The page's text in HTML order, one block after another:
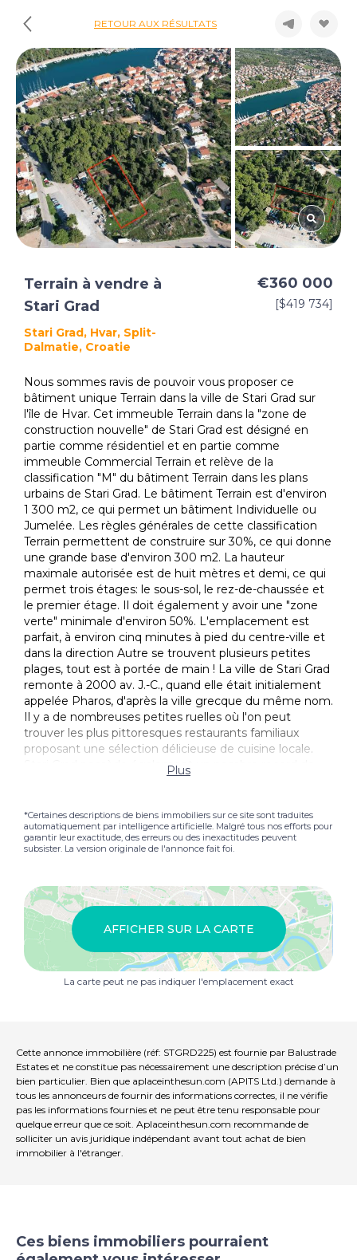
RETOUR AUX RÉSULTATS
Terrain à vendre à
Stari Grad
Stari Grad, Hvar, Split-
Dalmatie, Croatie
€360 000
[$419 734]
Nous sommes ravis de pouvoir vous proposer ce
bâtiment unique Terrain dans la ville de Stari Grad sur
l'île de Hvar. Cet immeuble Terrain dans la "zone de
construction nouvelle" de Stari Grad est désigné en
partie comme résidentiel et en partie comme
immeuble Commercial Terrain et relève de la
classification "M" du bâtiment Terrain dans les plans
urbains de Stari Grad. Le bâtiment Terrain est d'environ
1 300 m2, ce qui permet un bâtiment Individuelle ou
Jumelée. Les règles générales de cette classification
Terrain permettent de construire sur 30%, ce qui donne
une grande base d'environ 300 m2. La hauteur
maximale autorisée est de huit mètres et demi, ce qui
permet trois étages: le sous-sol, le rez-de-chaussée et
le premier étage. Il doit également y avoir une "zone
verte" minimale d'environ 50%. L'emplacement est
parfait, à environ cinq minutes à pied du centre-ville et
dans la direction Autre se trouvent plusieurs petites
plages, tout est à portée de main ! La ville de Stari Grad
remonte à 2000 av. J.-C., quand elle était initialement
appelée Pharos, d'après la ville grecque du même nom.
Il y a de nombreuses petites ruelles où l'on peut
trouver les plus pittoresques restaurants familiaux
proposant une sélection délicieuse de cuisine locale.
Stari Grad possède également un nombre record de
cafés-bars, une condition préalable à la vie
d'excellentes plages à proximité. Le port de Stari Grad,
situé à la périphérie de la ville, abrite Jadrolinija, qui offre
un service complet vers le continent avec jusqu'à six
géré par Jadrolinija à Split via la ville de Bol sur l'île de
Brac. Alors que dans la direction Autre, la célèbre ville
de Hvar est à seulement 20 minutes en voiture.
Plus
*Certaines descriptions de biens immobiliers sur ce site sont traduites
automatiquement par intelligence artificielle. Malgré tous nos efforts pour
garantir leur exactitude, des erreurs ou des inexactitudes peuvent
subsister. La version originale de l'annonce fait foi.
AFFICHER SUR LA CARTE
La carte peut ne pas indiquer l'emplacement exact
Cette annonce immobilière (réf: STGRD225) est fournie par Balustrade
Estates et ne constitue pas nécessairement une description précise d’un
bien particulier. Bien que aplaceinthesun.com (APITS Ltd.) demande à
tous les annonceurs de fournir des informations correctes, il ne vérifie
pas les informations fournies et ne peut être tenu responsable pour
quelque erreur que ce soit. Aplaceinthesun.com recommande de
solliciter un avis juridique indépendant avant tout achat de bien
immobilier à l'étranger.
Ces biens immobiliers pourraient